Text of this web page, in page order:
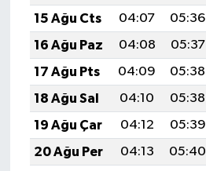
15 Ağu Cts
04:07 05:36
16 Ağu Paz
04:08 05:37
17 Ağu Pts
04:09 05:38
18 Ağu Sal
04:10 05:38
19 Ağu Çar
04:12 05:39
20 Ağu Per
04:13 05:40